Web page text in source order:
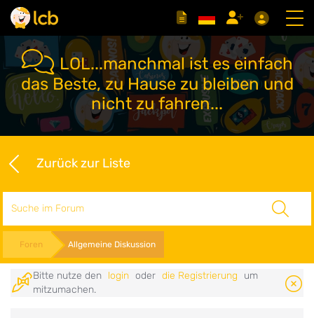
LOL...manchmal ist es einfach
das Beste, zu Hause zu bleiben und
nicht zu fahren...
Zurück zur Liste
Foren Allgemeine Diskussion
Bitte nutze den login oder die Registrierung
um
mitzumachen.